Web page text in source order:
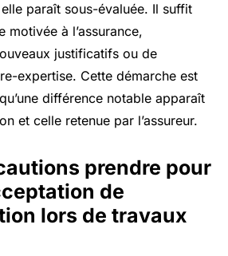
paraît sous-évaluée. Il suffit
motivée à l’assurance,
justificatifs ou de
expertise. Cette démarche est
différence notable apparaît
et celle retenue par l’assureur.
prendre pour
de
lors de travaux